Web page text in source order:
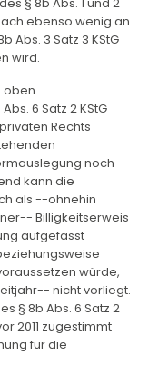
ebenso wenig an
Abs. 3 Satz 3 KStG
wird.
oben
6 Satz 2 KStG
Rechts
noch
kann die
als --ohnehin
Billigkeitserweis
aufgefasst
würde,
nicht vorliegt.
§ 8b Abs. 6 Satz 2
2011 zugestimmt
für die